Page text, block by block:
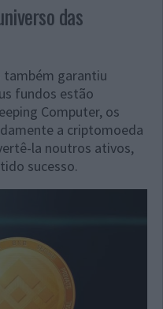
das
também garantiu
fundos estão
Computer, os
a criptomoeda
la noutros ativos,
sucesso.